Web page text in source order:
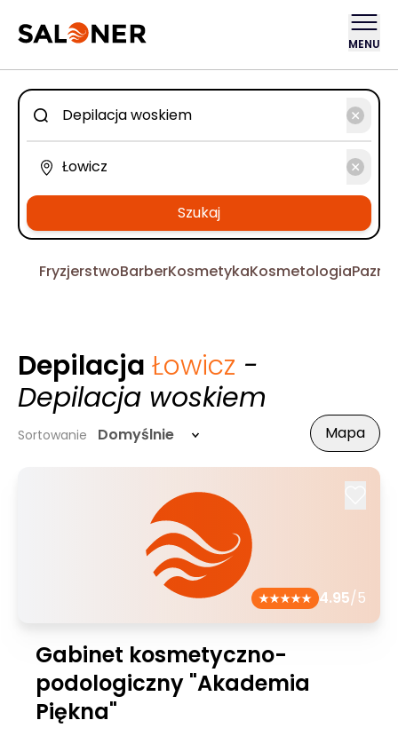
MENU
Szukaj
FryzjerstwoBarberKosmetykaKosmetologia
Depilacja Łowicz -
Depilacja woskiem
Sortowanie Domyślnie Mapa
4.95/5
Gabinet kosmetyczno-
podologiczny "Akademia
Piękna"